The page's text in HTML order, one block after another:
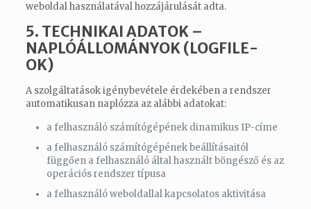
weboldal használatával hozzájárulását adta.
5. TECHNIKAI ADATOK –
NAPLÓÁLLOMÁNYOK (LOGFILE-
OK)
A szolgáltatások igénybevétele érdekében a rendszer
automatikusan naplózza az alábbi adatokat:
a felhasználó számítógépének dinamikus IP-címe
a felhasználó számítógépének beállításaitól
függően a felhasználó által használt böngésző és az
operációs rendszer típusa
a felhasználó weboldallal kapcsolatos aktivitása